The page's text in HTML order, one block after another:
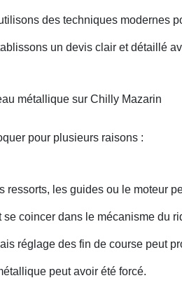
des techniques modernes
un devis clair et détaillé
métallique sur Chilly Mazarin
pour plusieurs raisons :
ressorts, les guides ou le moteur
coincer dans le mécanisme du
réglage des fin de course peut
peut avoir été forcé.